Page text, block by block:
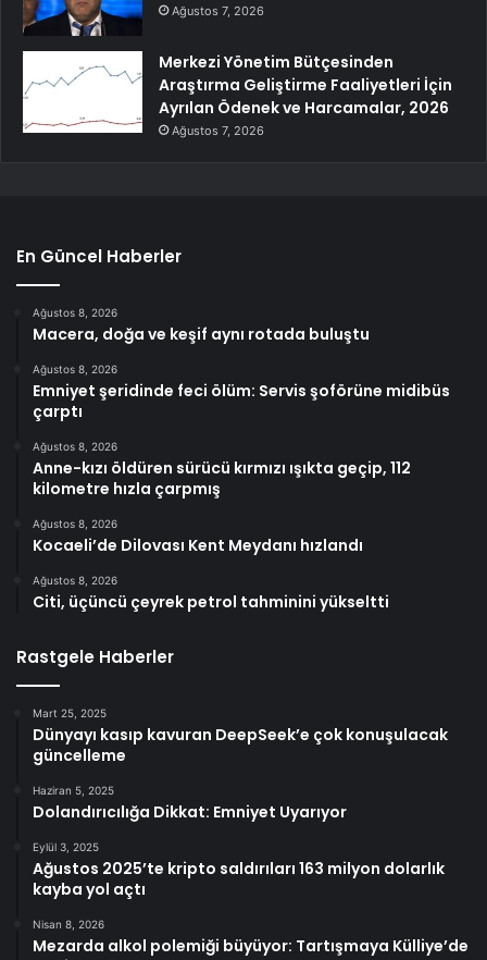
Ağustos 7, 2026
Merkezi Yönetim Bütçesinden
Araştırma Geliştirme Faaliyetleri İçin
Ayrılan Ödenek ve Harcamalar, 2026
Ağustos 7, 2026
En Güncel Haberler
Ağustos 8, 2026
Macera, doğa ve keşif aynı rotada buluştu
Ağustos 8, 2026
Emniyet şeridinde feci ölüm: Servis şoförüne midibüs
çarptı
Ağustos 8, 2026
Anne-kızı öldüren sürücü kırmızı ışıkta geçip, 112
kilometre hızla çarpmış
Ağustos 8, 2026
Kocaeli’de Dilovası Kent Meydanı hızlandı
Ağustos 8, 2026
Citi, üçüncü çeyrek petrol tahminini yükseltti
Rastgele Haberler
Mart 25, 2025
Dünyayı kasıp kavuran DeepSeek’e çok konuşulacak
güncelleme
Haziran 5, 2025
Dolandırıcılığa Dikkat: Emniyet Uyarıyor
Eylül 3, 2025
Ağustos 2025’te kripto saldırıları 163 milyon dolarlık
kayba yol açtı
Nisan 8, 2026
Mezarda alkol polemiği büyüyor: Tartışmaya Külliye’de